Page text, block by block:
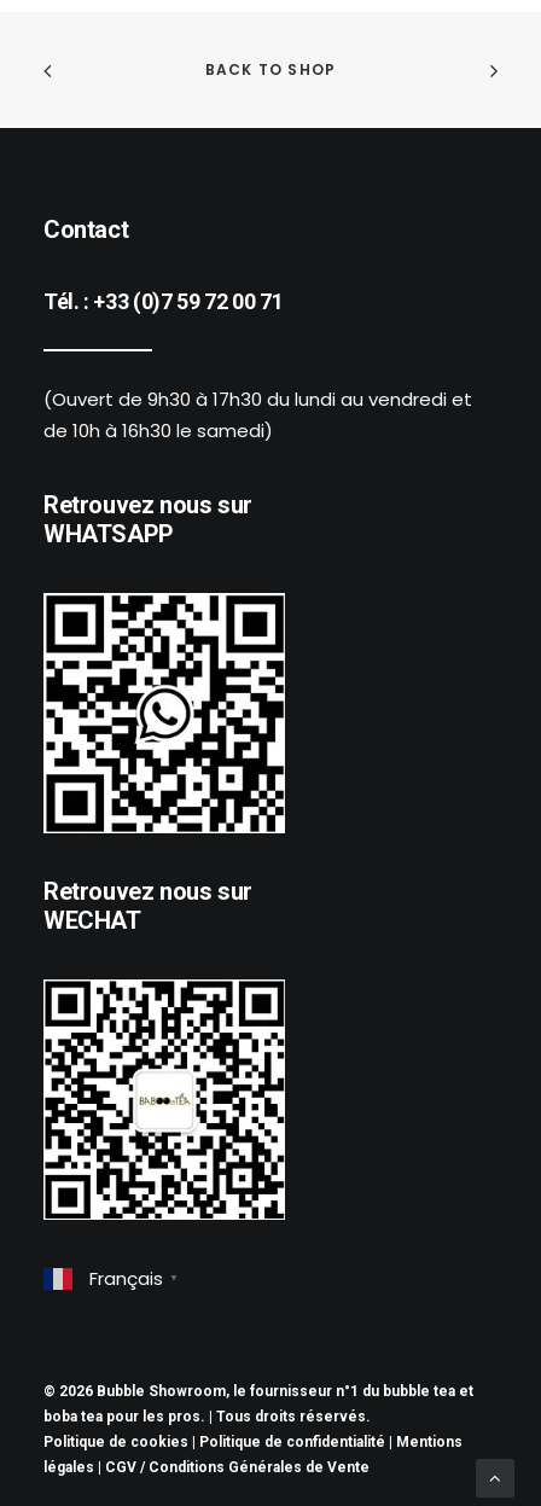
BACK TO SHOP
Contact
Tél. : +33 (0)7 59 72 00 71
(Ouvert de 9h30 à 17h30 du lundi au vendredi et
de 10h à 16h30 le samedi)
Retrouvez nous sur
WHATSAPP
Retrouvez nous sur
WECHAT
Français ▼
© 2026 Bubble Showroom, le fournisseur n°1 du bubble tea et
boba tea pour les pros. | Tous droits réservés.
Politique de cookies
Politique de confidentialité
Mentions
légales
CGV / Conditions Générales de Vente